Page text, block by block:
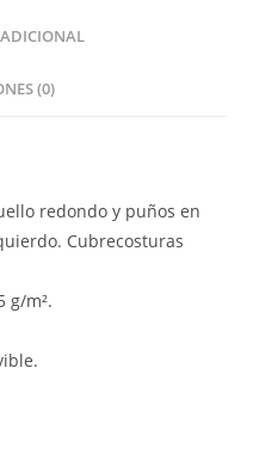
(0)
redondo y puños en
Cubrecosturas
g/m².